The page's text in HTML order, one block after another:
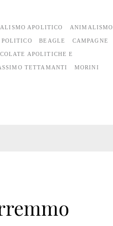
APOLITICO ANIMALISMO
POLITICO BEAGLE CAMPAGNE
APOLITICHE E
TETTAMANTI MORINI